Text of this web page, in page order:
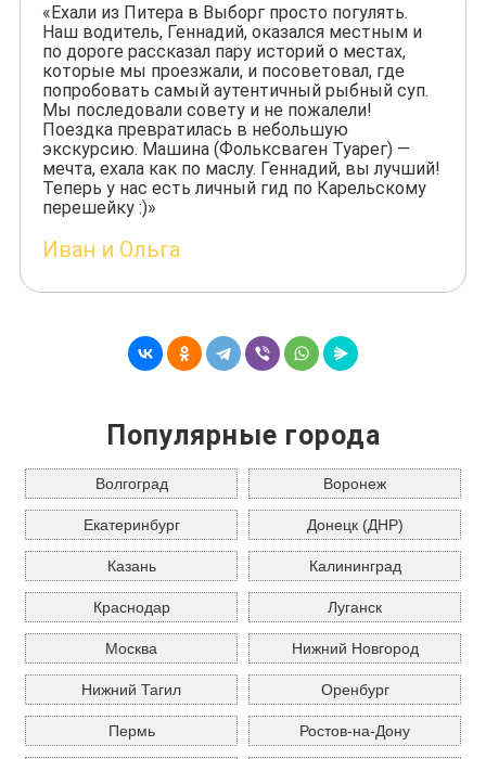
«Ехали из Питера в Выборг просто погулять.
Наш водитель, Геннадий, оказался местным и
по дороге рассказал пару историй о местах,
которые мы проезжали, и посоветовал, где
попробовать самый аутентичный рыбный суп.
Мы последовали совету и не пожалели!
Поездка превратилась в небольшую
экскурсию. Машина (Фольксваген Туарег) —
мечта, ехала как по маслу. Геннадий, вы лучший!
Теперь у нас есть личный гид по Карельскому
перешейку :)»
Иван и Ольга
Популярные города
Волгоград Воронеж
Екатеринбург Донецк (ДНР)
Казань Калининград
Краснодар Луганск
Москва Нижний Новгород
Нижний Тагил Оренбург
Пермь Ростов-на-Дону